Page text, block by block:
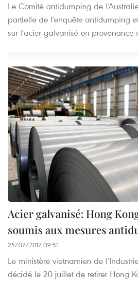
Le Comité antidumping de
partielle de l'enquête antidumping
sur l'acier galvanisé en provenance
Acier galvanisé: Hong
soumis aux mesures
25/07/2017 09:51
Le ministère vietnamien de
décidé le 20 juillet de retirer Hong